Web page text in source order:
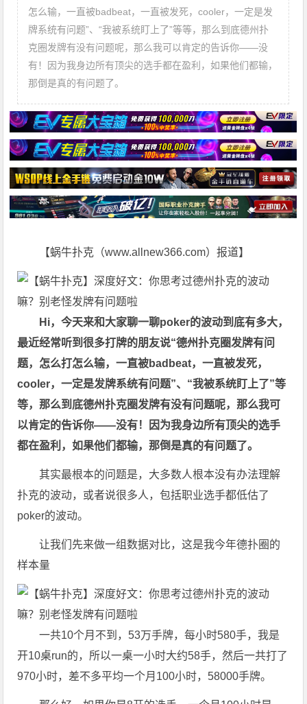
怎么输，一直被badbeat，一直被发死，cooler，一定是发
牌系统有问题”、“我被系统盯上了”等等，那么到底德州扑
克圈发牌有没有问题呢，那么我可以肯定的告诉你——没
有！因为我身边所有顶尖的选手都在盈利，如果他们都输，
那倒是真的有问题了。
【蜗牛扑克（www.allnew366.com）报道】
Hi，今天来和大家聊一聊poker的波动到底有多大，
最近经常听到很多打牌的朋友说“德州扑克圈发牌有问
题，怎么打怎么输，一直被badbeat，一直被发死，
cooler，一定是发牌系统有问题”、“我被系统盯上了”等
等，那么到底德州扑克圈发牌有没有问题呢，那么我可
以肯定的告诉你——没有！因为我身边所有顶尖的选手
都在盈利，如果他们都输，那倒是真的有问题了。
其实最根本的问题是，大多数人根本没有办法理解
扑克的波动，或者说很多人，包括职业选手都低估了
poker的波动。
让我们先来做一组数据对比，这是我今年德扑圈的
样本量
一共10个月不到，53万手牌，每小时580手，我是
开10桌run的，所以一桌一小时大约58手，然后一共打了
970小时，差不多平均一个月100小时，58000手牌。